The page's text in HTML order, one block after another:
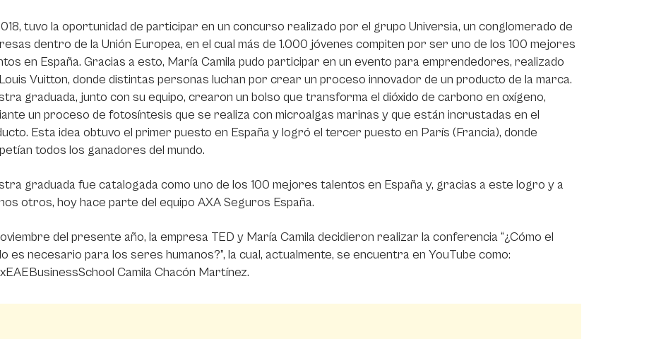
tuvo la oportunidad de participar en un concurso realizado por el grupo Universia, un conglomerado de
dentro de la Unión Europea, en el cual más de 1.000 jóvenes compiten por ser uno de los 100 mejores
en España. Gracias a esto, María Camila pudo participar en un evento para emprendedores, realizado
Vuitton, donde distintas personas luchan por crear un proceso innovador de un producto de la marca.
graduada, junto con su equipo, crearon un bolso que transforma el dióxido de carbono en oxígeno,
un proceso de fotosíntesis que se realiza con microalgas marinas y que están incrustadas en el
Esta idea obtuvo el primer puesto en España y logró el tercer puesto en París (Francia), donde
todos los ganadores del mundo.
graduada fue catalogada como uno de los 100 mejores talentos en España y, gracias a este logro y a
otros, hoy hace parte del equipo AXA Seguros España.
del presente año, la empresa TED y María Camila decidieron realizar la conferencia “¿Cómo el
es necesario para los seres humanos?”, la cual, actualmente, se encuentra en YouTube como:
Camila Chacón Martínez.